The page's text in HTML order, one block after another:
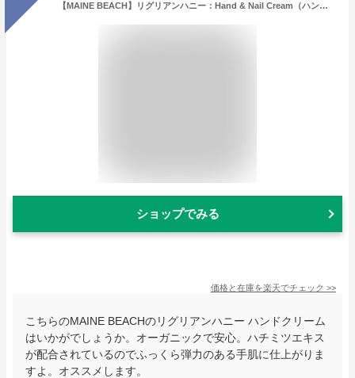
【MAINE BEACH】リグリアンハニー：Hand & Nail Cream（ハンド＆ネイルクリーム）マインビーチ／クリーム／ハンドクリーム／ネイルクリーム／オーガニック／ハニー／蜂蜜／スキンケア／ボディケア／ハンドケア／オーストラリア／美容／コスメ／ギフト／引き出物／御祝い
ショップでみる
価格と在庫を楽天でチェック >>
こちらのMAINE BEACHのリグリアンハニー ハンドクリーム
はいかがでしょうか。オーガニックで安心。ハチミツエキス
が配合されているのでふっくら弾力のある手肌に仕上がりま
すよ。オススメします。